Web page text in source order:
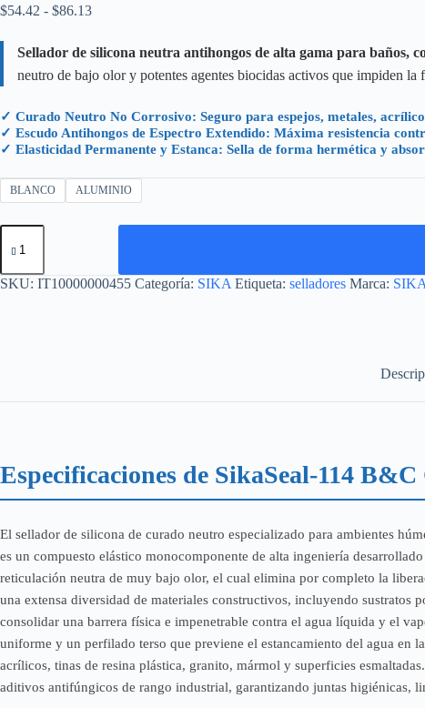
$54.42 - $86.13Rango
desde
$54.42
Sellador de silicona neutra antihongos de alta gama para baños,
neutro de bajo olor y potentes agentes biocidas activos que impiden
✓ Curado Neutro No Corrosivo: Seguro para espejos, metales,
✓ Escudo Antihongos de Espectro Extendido: Máxima resistencia
✓ Elasticidad Permanente y Estanca: Sella de forma hermética y
BLANCO ALUMINIO
SIKASEAL-
114
CARTUCHO
300
SKU: IT10000000455 Categoría: SIKA Etiqueta: selladores Marca: SIKA
Especificaciones de SikaSeal-114
El sellador de silicona de curado neutro especializado para ambientes
es un compuesto elástico monocomponente de alta ingeniería
reticulación neutra de muy bajo olor, el cual elimina por completo la
una extensa diversidad de materiales constructivos, incluyendo
consolidar una barrera física e impenetrable contra el agua líquida y el
uniforme y un perfilado terso que previene el estancamiento del agua en
acrílicos, tinas de resina plástica, granito, mármol y superficies
aditivos antifúngicos de rango industrial, garantizando juntas higiénicas,